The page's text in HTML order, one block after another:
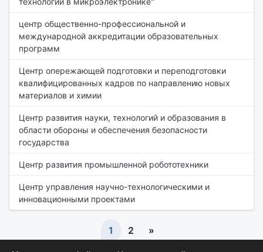
центр общественно-профессиональной и
международной аккредитации образовательных
программ
Центр опережающей подготовки и переподготовки
квалифицированных кадров по направлению новых
материалов и химии
Центр развития науки, технологий и образования в
области обороны и обеспечения безопасности
государства
Центр развития промышленной робототехники
Центр управления научно-технологическими и
инновационными проектами
1 2 »